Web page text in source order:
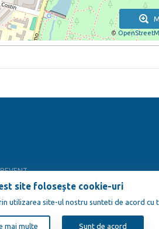
©
site folosește cookie-uri
utilizarea site-ul nostru sunteti de acord
mai multe Sunt de acord